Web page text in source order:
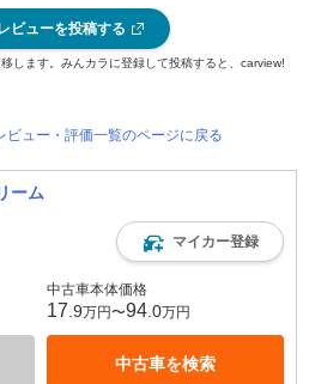
ビューを投稿する
します。みんカラに登録して投稿すると、carview!
ュー・評価一覧のページに戻る
ーム
マイカー登録
中古車本体価格
17 .9万円〜94 .0万円
中古車を検索